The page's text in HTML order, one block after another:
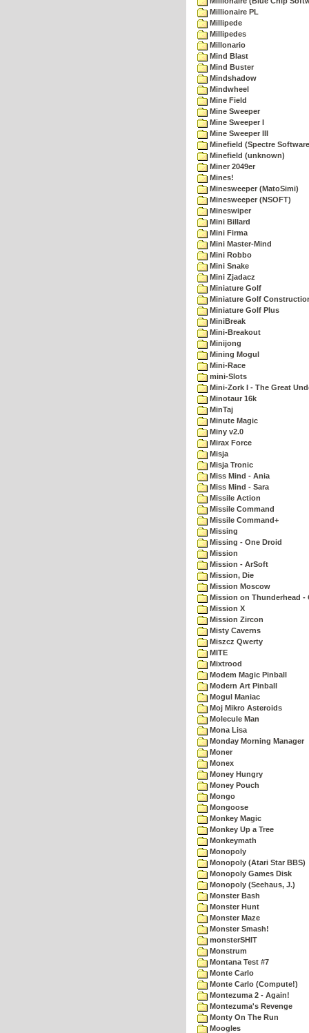
Millionaire PL
Millipede
Millipedes
Millonario
Mind Blast
Mind Buster
Mindshadow
Mindwheel
Mine Field
Mine Sweeper
Mine Sweeper I
Mine Sweeper III
Minefield (Spectre
Minefield (unknown)
Miner 2049er
Mines!
Minesweeper (MatoSimi)
Minesweeper (NSOFT)
Mineswiper
Mini Billard
Mini Firma
Mini Master-Mind
Mini Robbo
Mini Snake
Mini Zjadacz
Miniature Golf
Miniature Golf
Miniature Golf Plus
MiniBreak
Mini-Breakout
Minijong
Mining Mogul
Mini-Race
mini-Slots
Mini-Zork I - The Great
Minotaur 16k
MinTaj
Minute Magic
Miny v2.0
Mirax Force
Misja
Misja Tronic
Miss Mind - Ania
Miss Mind - Sara
Missile Action
Missile Command
Missile Command+
Missing
Missing - One Droid
Mission
Mission - ArSoft
Mission, Die
Mission Moscow
Mission on Thunderhead -
Mission X
Mission Zircon
Misty Caverns
Miszcz Qwerty
MITE
Mixtrood
Modem Magic Pinball
Modern Art Pinball
Mogul Maniac
Moj Mikro Asteroids
Molecule Man
Mona Lisa
Monday Morning Manager
Moner
Monex
Money Hungry
Money Pouch
Mongo
Mongoose
Monkey Magic
Monkey Up a Tree
Monkeymath
Monopoly
Monopoly (Atari Star BBS)
Monopoly Games Disk
Monopoly (Seehaus, J.)
Monster Bash
Monster Hunt
Monster Maze
Monster Smash!
monsterSHIT
Monstrum
Montana Test #7
Monte Carlo
Monte Carlo (Compute!)
Montezuma 2 - Again!
Montezuma's Revenge
Monty On The Run
Moogles